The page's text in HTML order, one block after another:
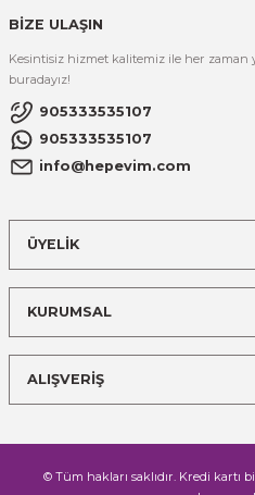
BİZE ULAŞIN
Kesintisiz hizmet kalitemiz ile her zaman
buradayız!
905333535107
905333535107
info@hepevim.com
ÜYELİK
KURUMSAL
ALIŞVERİŞ
© Tüm hakları saklıdır. Kredi kartı